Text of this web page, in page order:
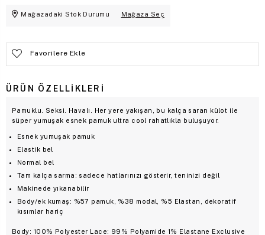
Mağazadaki Stok Durumu Mağaza Seç
Favorilere Ekle
ÜRÜN ÖZELLIKLERI
Pamuklu. Seksi. Havalı. Her yere yakışan, bu kalça saran külot ile
süper yumuşak esnek pamuk ultra cool rahatlıkla buluşuyor.
Esnek yumuşak pamuk
Elastik bel
Normal bel
Tam kalça sarma: sadece hatlarınızı gösterir, teninizi değil
Makinede yıkanabilir
Body/ek kumaş: %57 pamuk, %38 modal, %5 Elastan, dekoratif
kısımlar hariç
Body: 100% Polyester Lace: 99% Polyamide 1% Elastane Exclusive